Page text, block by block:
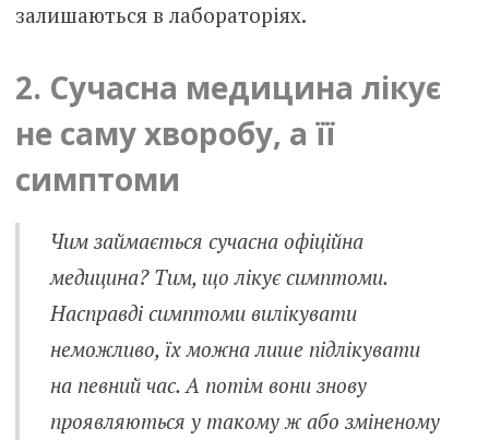
залишаються в лабораторіях.
2. Сучасна медицина лікує
не саму хворобу, а її
симптоми
Чим займається сучасна офіційна
медицина? Тим, що лікує симптоми.
Насправді симптоми вилікувати
неможливо, їх можна лише підлікувати
на певний час. А потім вони знову
проявляються у такому ж або зміненому